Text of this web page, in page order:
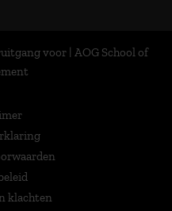
voor | AOG School of
klachten